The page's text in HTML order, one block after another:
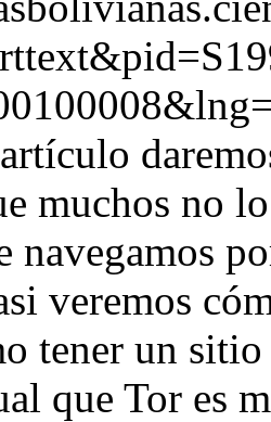
muchos no
navegamos
veremos
tener un
que Tor es